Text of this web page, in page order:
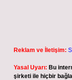
Reklam ve İletişim:
Yasal Uyarı: Bu
şirketi ile hiçbir